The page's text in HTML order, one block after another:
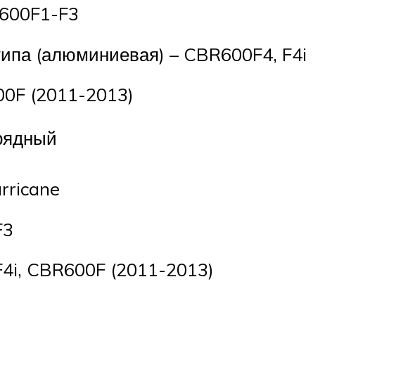
F3
(алюминиевая) – CBR600F4, F4i
(2011-2013)
CBR600F (2011-2013)